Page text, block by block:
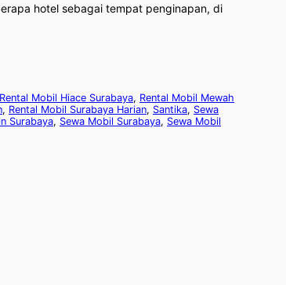
hotel sebagai tempat penginapan, di
Rental Mobil Hiace Surabaya, Rental Mobil Mewah
, Rental Mobil Surabaya Harian, Santika, Sewa
Surabaya, Sewa Mobil Surabaya, Sewa Mobil